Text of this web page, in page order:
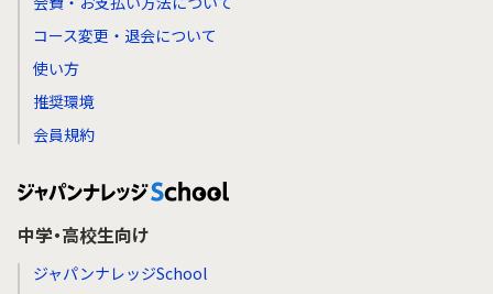
コース変更・退会について
使い方
推奨環境
会員規約
中学・高校生向け
ジャパンナレッジSchool